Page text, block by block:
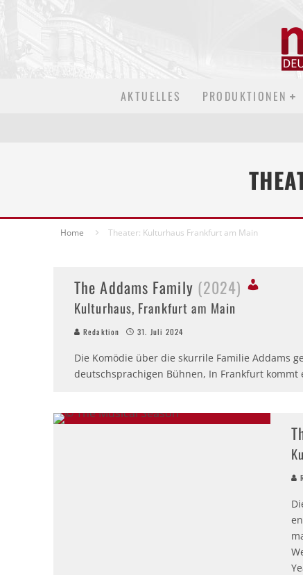
AKTUELLES PRODUKTIONEN
Home Theater: Kulturhaus Frankfurt am Main
The Addams Family (2024)
Kulturhaus, Frankfurt am Main
Redaktion 31. Juli 2024
Die Komödie über die skurrile Familie Addams
deutschsprachigen Bühnen, In Frankfurt kommt